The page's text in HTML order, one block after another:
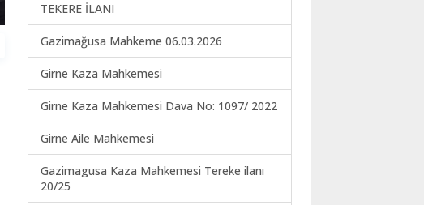
TEKERE İLANI
Gazimağusa Mahkeme 06.03.2026
Girne Kaza Mahkemesi
Girne Kaza Mahkemesi Dava No: 1097/ 2022
Girne Aile Mahkemesi
Gazimagusa Kaza Mahkemesi Tereke ilanı
20/25